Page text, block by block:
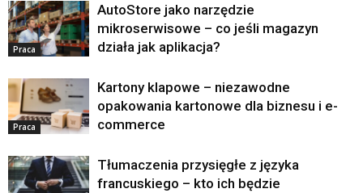
Praca
AutoStore jako narzędzie
mikroserwisowe – co jeśli magazyn
działa jak aplikacja?
Praca
Kartony klapowe – niezawodne
opakowania kartonowe dla biznesu i e-
commerce
Tłumaczenia przysięgłe z języka
francuskiego – kto ich będzie